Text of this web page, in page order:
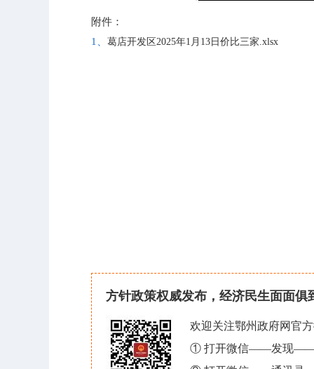
附件：
1、 葛店开发区2025年1月13日价比三家.xlsx
方针政策权威发布，经济民生面面俱
欢迎关注鄂州政府网官
① 打开微信——发现——